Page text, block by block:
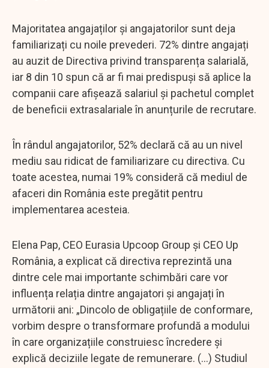
Majoritatea angajaților și angajatorilor sunt deja
familiarizați cu noile prevederi. 72% dintre angajați
au auzit de Directiva privind transparența salarială,
iar 8 din 10 spun că ar fi mai predispuși să aplice la
companii care afișează salariul și pachetul complet
de beneficii extrasalariale în anunțurile de recrutare.
În rândul angajatorilor, 52% declară că au un nivel
mediu sau ridicat de familiarizare cu directiva. Cu
toate acestea, numai 19% consideră că mediul de
afaceri din România este pregătit pentru
implementarea acesteia.
Elena Pap, CEO Eurasia Upcoop Group și CEO Up
România, a explicat că directiva reprezintă una
dintre cele mai importante schimbări care vor
influența relația dintre angajatori și angajați în
următorii ani: „Dincolo de obligațiile de conformare,
vorbim despre o transformare profundă a modului
în care organizațiile construiesc încredere și
explică deciziile legate de remunerare. (...) Studiul